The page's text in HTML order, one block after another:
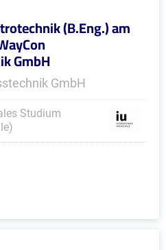
(B.Eng.) am
GmbH
GmbH
Studium